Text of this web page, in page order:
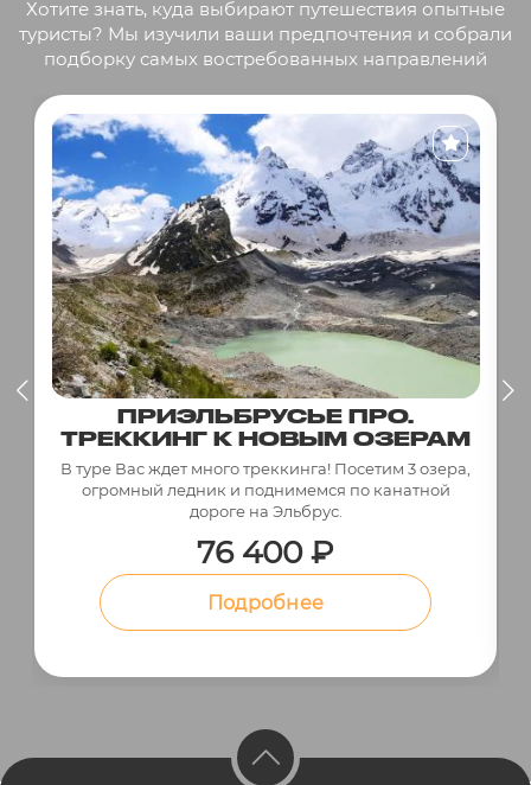
Хотите знать, куда выбирают путешествия опытные
туристы? Мы изучили ваши предпочтения и собрали
подборку самых востребованных направлений
ПРИЭЛЬБРУСЬЕ ПРО.
ТРЕККИНГ К НОВЫМ ОЗЕРАМ
В туре Вас ждет много треккинга! Посетим 3 озера,
огромный ледник и поднимемся по канатной
дороге на Эльбрус.
76 400 ₽
Подробнее